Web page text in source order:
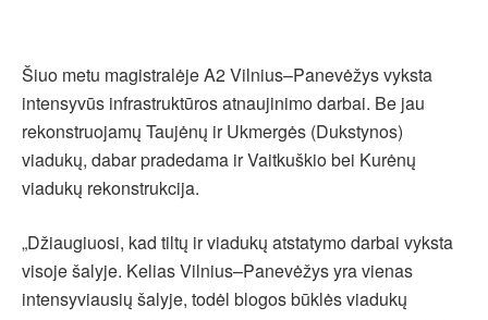
Šiuo metu magistralėje A2 Vilnius–Panevėžys vyksta
intensyvūs infrastruktūros atnaujinimo darbai. Be jau
rekonstruojamų Taujėnų ir Ukmergės (Dukstynos)
viadukų, dabar pradedama ir Vaitkuškio bei Kurėnų
viadukų rekonstrukcija.
„Džiaugiuosi, kad tiltų ir viadukų atstatymo darbai vyksta
visoje šalyje. Kelias Vilnius–Panevėžys yra vienas
intensyviausių šalyje, todėl blogos būklės viadukų